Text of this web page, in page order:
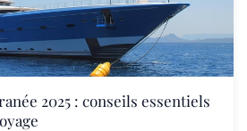
2025 : conseils essentiels